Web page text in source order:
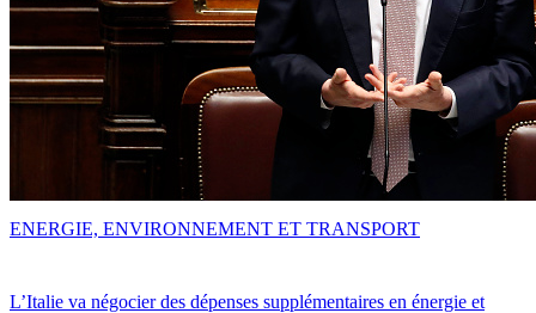
L’Italie va négocier des dépenses supplémentaires en énergie et
ENERGIE, ENVIRONNEMENT ET TRANSPORT